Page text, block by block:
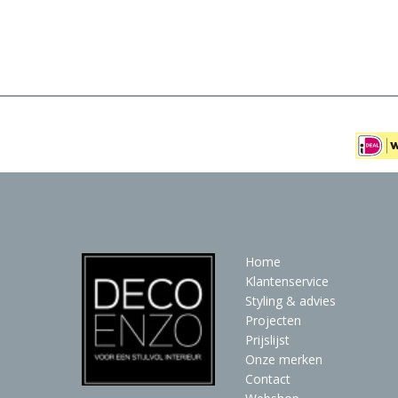
Verlichting
Home
Klantenservice
Styling & advies
Projecten
Prijslijst
Onze merken
Contact